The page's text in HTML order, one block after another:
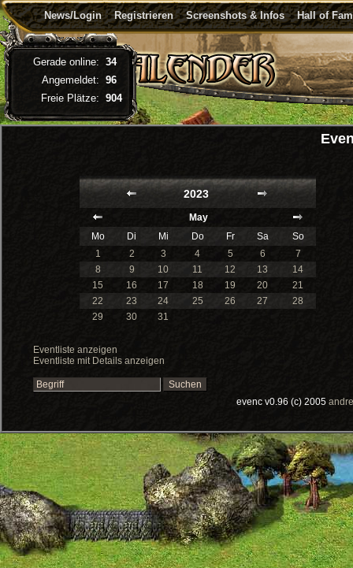
News/Login Registrieren Screenshots & Infos Hall of
2023
May
Mo
Di Mi Do Fr Sa
So
1
2 3 4 5 6
7
8
9 10 11 12 13
14
15
16 17 18 19 20
21
22
23 24 25 26 27
28
29
30 31
Eventliste anzeigen
Eventliste mit Details anzeigen
evenc v0.96 (c) 2005
Gerade online: 34
Angemeldet: 96
Freie Plätze: 904